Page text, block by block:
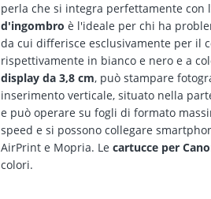
perla che si integra perfettamente
d'ingombro è l'ideale per chi ha
da cui differisce esclusivamente per il
rispettivamente in bianco e nero e a
display da 3,8 cm, può stampare
inserimento verticale, situato nella
e può operare su fogli di formato
speed e si possono collegare
AirPrint e Mopria. Le cartucce per
colori.